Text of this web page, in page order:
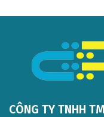
CÔNG TY TNHH